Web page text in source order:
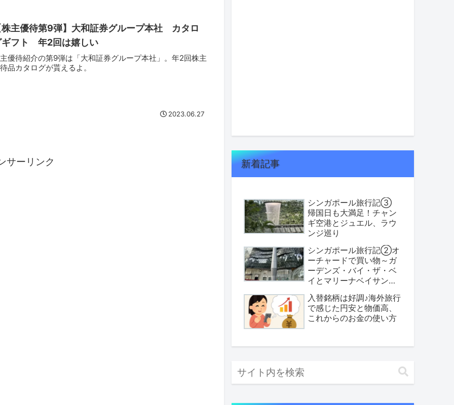
株主優待第9弾】大和証券グループ本社 カタロ
ギフト 年2回は嬉しい
優待紹介の第9弾は「大和証券グループ本社」。年2回株主
品カタログが貰えるよ。
2023.06.27
サーリンク 新着記事
シンガポール旅行記③
帰国日も大満足！チャン
ギ空港とジュエル、ラウ
ンジ巡り
シンガポール旅行記②オ
ーチャードで買い物～ガ
ーデンズ・バイ・ザ・ベ
イとマリーナベイサンズ
入替銘柄は好調♪海外旅行
で感じた円安と物価高、
これからのお金の使い方